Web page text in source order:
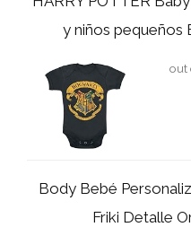
y niños pequeños
out
Body Bebé
Friki Detalle